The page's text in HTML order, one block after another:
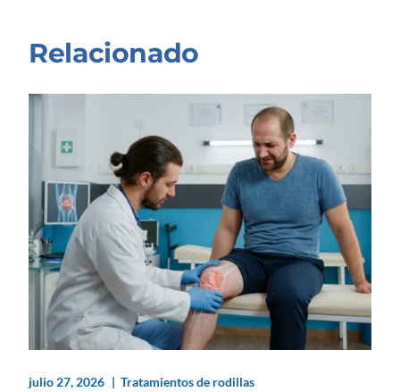
Relacionado
julio 27, 2026 Tratamientos de rodillas